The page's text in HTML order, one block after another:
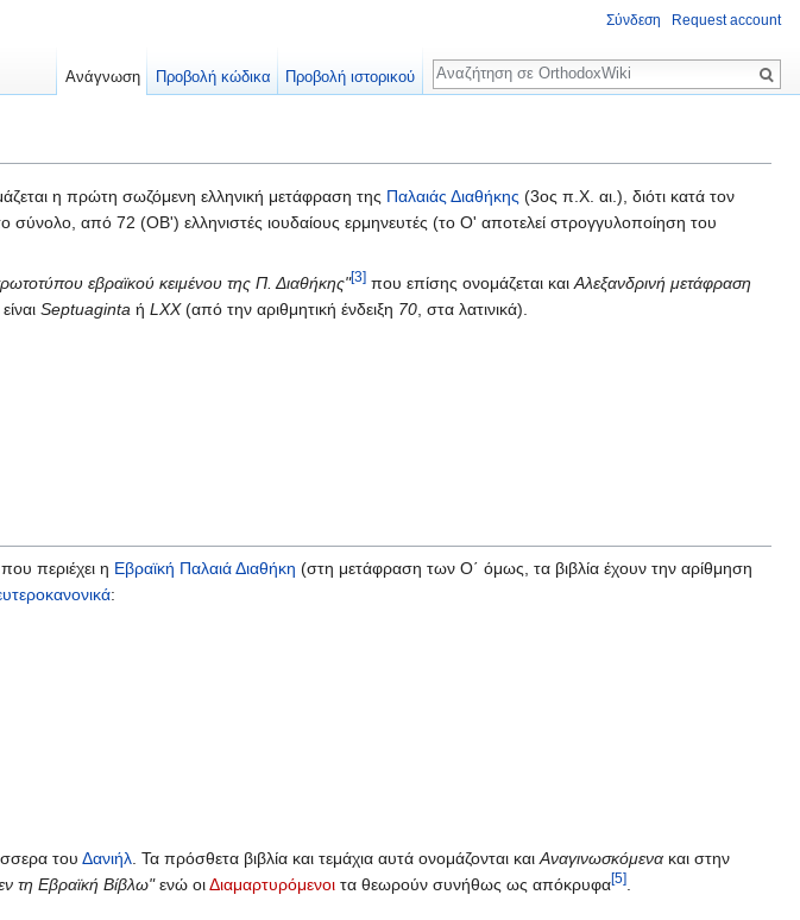
η πρώτη σωζόμενη ελληνική μετάφραση της Παλαιάς Διαθήκης (3ος π.Χ. αι.), διότι κατά τον
σύνολο, από 72 (ΟΒ') ελληνιστές ιουδαίους ερμηνευτές (το Ο' αποτελεί στρογγυλοποίηση του
εβραϊκού κειμένου της Π. Διαθήκης"[3] που επίσης ονομάζεται καιΑλεξανδρινή μετάφραση
Septuaginta ή LXX(από την αριθμητική ένδειξη 70, στα λατινικά).
περιέχει η Εβραϊκή Παλαιά Διαθήκη (στη μετάφραση των Ο΄ όμως, τα βιβλία έχουν την αρίθμηση
:
του Δανιήλ . Τα πρόσθετα βιβλία και τεμάχια αυτά ονομάζονται και Αναγινωσκόμενα και στην
τη Εβραϊκή Βίβλω"ενώ οιΔιαμαρτυρόμενοι τα θεωρούν συνήθως ως απόκρυφα[5]
Σύνδεση Request account
Ανάγνωση Προβολή κώδικα Προβολή ιστορικού
Αναζήτηση